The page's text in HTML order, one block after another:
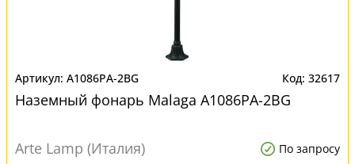
A1086PA-2BG 32617
Наземный фонарь Malaga A1086PA-2BG
Arte Lamp (Италия) По запросу